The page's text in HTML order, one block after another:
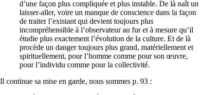
d’une façon plus compliquée et plus instable. De là naît un
laisser-aller, voire un manque de conscience dans la façon
de traiter l’existant qui devient toujours plus
incompréhensible à l’observateur au fur et à mesure qu’il
étudie plus exactement l’évolution de la culture. Et de là
procède un danger toujours plus grand, matériellement et
spirituellement, pour l’homme comme pour son œuvre,
pour l’individu comme pour la collectivité.
Il continue sa mise en garde, nous sommes p. 93 :